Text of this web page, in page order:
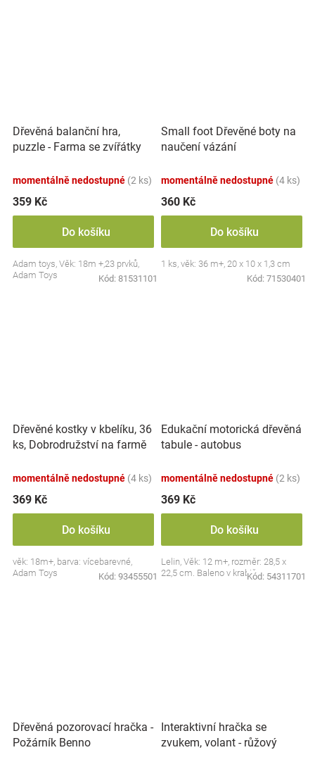
Dřevěná balanční hra,
puzzle - Farma se zvířátky
momentálně nedostupné (2 ks)
359 Kč
Do košíku
Adam toys, Věk: 18m +,23 prvků,
Adam Toys
Kód: 81531101
Small foot Dřevěné boty na
naučení vázání
momentálně nedostupné (4 ks)
360 Kč
Do košíku
1 ks, věk: 36 m+, 20 x 10 x 1,3 cm
Kód: 71530401
Dřevěné kostky v kbelíku, 36
ks, Dobrodružství na farmě
momentálně nedostupné (4 ks)
369 Kč
Do košíku
věk: 18m+, barva: vícebarevné,
Adam Toys
Kód: 93455501
Edukační motorická dřevěná
tabule - autobus
momentálně nedostupné (2 ks)
369 Kč
Do košíku
Lelin, Věk: 12 m+, rozměr: 28,5 x
22,5 cm. Baleno v krabičce.
Kód: 54311701
Dřevěná pozorovací hračka -
Požárník Benno
Interaktivní hračka se
zvukem, volant - růžový